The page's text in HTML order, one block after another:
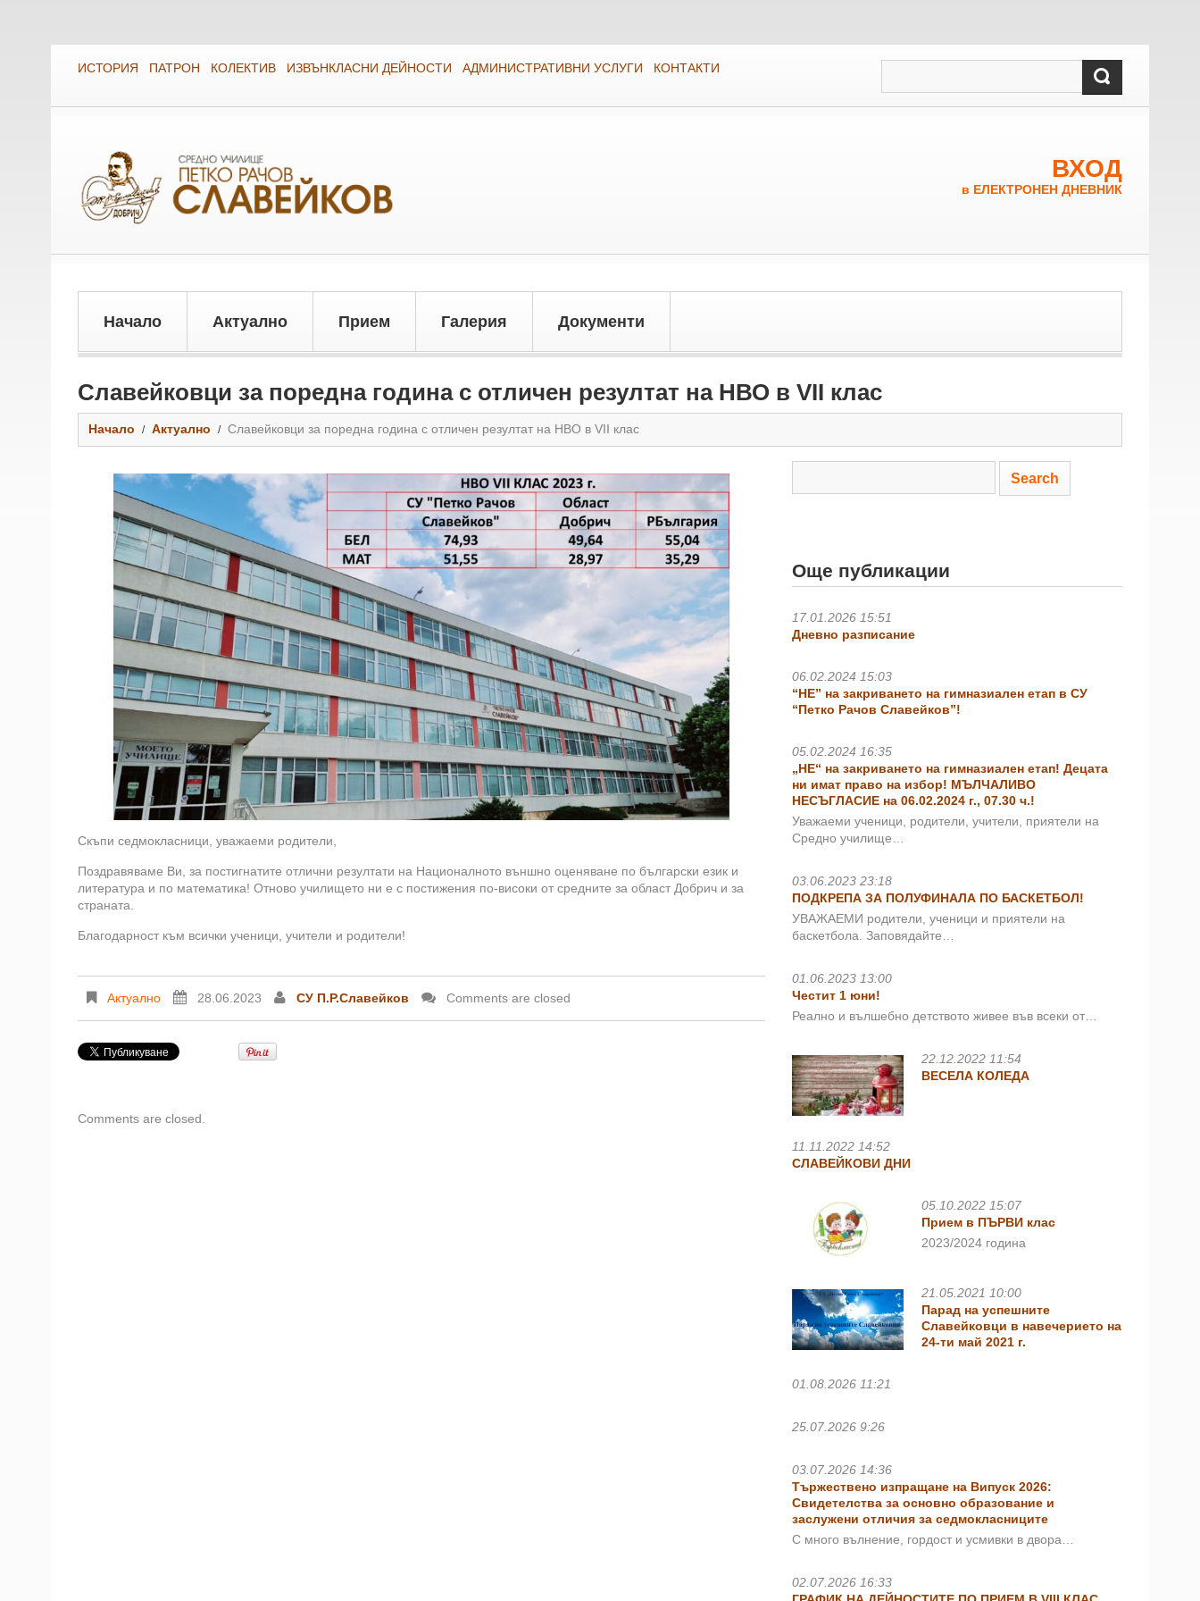
ИСТОРИЯ ПАТРОН КОЛЕКТИВ ИЗВЪНКЛАСНИ ДЕЙНОСТИ АДМИНИСТРАТИВНИ УСЛУГИ КОНТАКТИ
ВХОД
в ЕЛЕКТРОНЕН ДНЕВНИК
Начало Актуално Прием Галерия Документи
Славейковци за поредна година с отличен резултат на НВО в VII клас
Начало Актуално Славейковци за поредна година с отличен резултат на НВО в VII клас
Скъпи седмокласници, уважаеми родители,
Поздравяваме Ви, за постигнатите отлични резултати на Националното външно оценяване по български език и
литература и по математика! Отново училището ни е с постижения по-високи от средните за област Добрич и за
страната.
Благодарност към всички ученици, учители и родители!
Актуално 28.06.2023 СУ П.Р.Славейков Comments are closed
Comments are closed.
Още публикации
17.01.2026 15:51
Дневно разписание
06.02.2024 15:03
“НЕ” на закриването на гимназиален етап в СУ
“Петко Рачов Славейков”!
05.02.2024 16:35
„НЕ“ на закриването на гимназиален етап! Децата
ни имат право на избор! МЪЛЧАЛИВО
НЕСЪГЛАСИЕ на 06.02.2024 г., 07.30 ч.!
Уважаеми ученици, родители, учители, приятели на
Средно училище…
03.06.2023 23:18
ПОДКРЕПА ЗА ПОЛУФИНАЛА ПО БАСКЕТБОЛ!
УВАЖАЕМИ родители, ученици и приятели на
баскетбола. Заповядайте…
01.06.2023 13:00
Честит 1 юни!
Реално и вълшебно детството живее във всеки от…
22.12.2022 11:54
ВЕСЕЛА КОЛЕДА
11.11.2022 14:52
СЛАВЕЙКОВИ ДНИ
05.10.2022 15:07
Прием в ПЪРВИ клас
2023/2024 година
21.05.2021 10:00
Парад на успешните
Славейковци в навечерието на
24-ти май 2021 г.
01.08.2026 11:21
25.07.2026 9:26
03.07.2026 14:36
Тържествено изпращане на Випуск 2026:
Свидетелства за основно образование и
заслужени отличия за седмокласниците
С много вълнение, гордост и усмивки в двора…
02.07.2026 16:33